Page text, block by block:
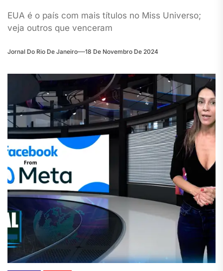
EUA é o país com mais títulos no Miss Universo;
veja outros que venceram
Jornal Do Rio De Janeiro 18 De Novembro De 2024